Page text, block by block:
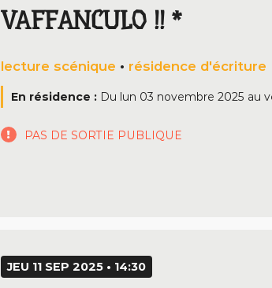
VAFFANCULO !! *
lecture scénique • résidence d'écriture
En résidence : Du lun 03 novembre 2025 au
PAS DE SORTIE PUBLIQUE
JEU 11 SEP 2025 • 14:30